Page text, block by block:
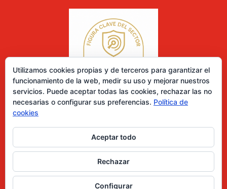
0 elementos
Desarrollado por Diseñador web para empresas
Utilizamos cookies propias y de terceros para garantizar el
funcionamiento de la web, medir su uso y mejorar nuestros
servicios. Puede aceptar todas las cookies, rechazar las no
necesarias o configurar sus preferencias. Política de
cookies
Aceptar todo
Rechazar
Configurar